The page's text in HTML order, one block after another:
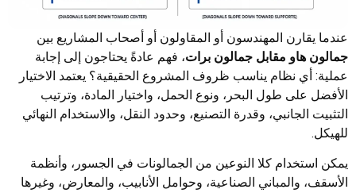
عندما يقارن المهندسون أو المقاولون أو أصحاب المشاريع بين
جمالون هاو مقابل جمالون برات، فهم عادةً يحتاجون إلى إجابة
عملية: أي نظام يناسب ظروف المشروع الحقيقية؟ يعتمد الاختيار
الأفضل على طول البحر، ونوع الحمل، واختيار المادة، وترتيب
التثبيت الجانبي، وقدرة التصنيع، وحدود النقل، والاستخدام النهائي
للهيكل.
يمكن استخدام كلا النوعين من الجمالونات في الجسور، وأنظمة
الأسقف، والمباني الصناعية، وحوامل الأنابيب، والمعارض، وغيرها